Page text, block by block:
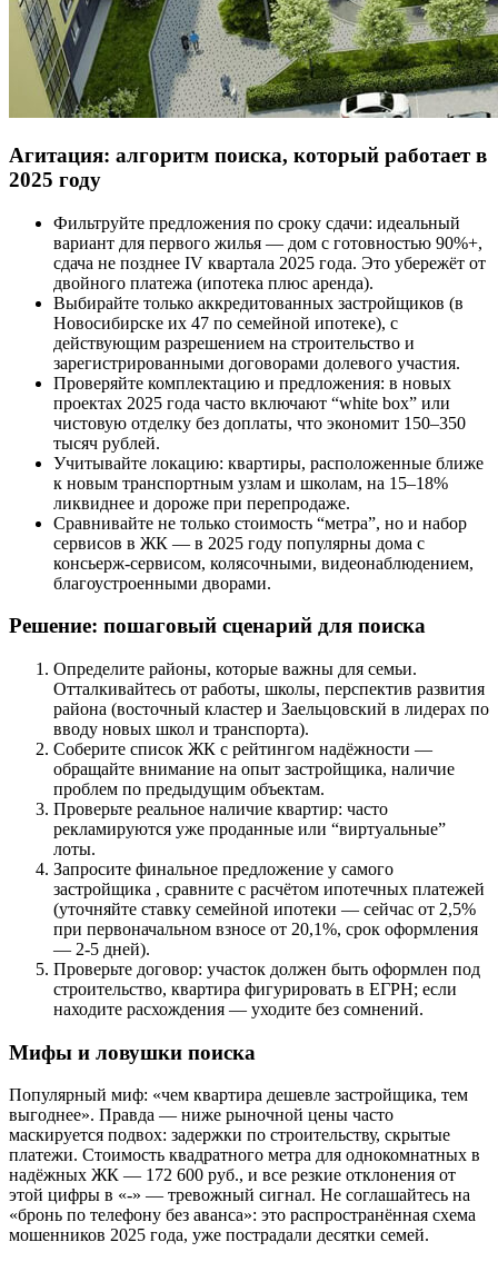
Агитация: алгоритм поиска, который работает в
2025 году
Фильтруйте предложения по сроку сдачи: идеальный
вариант для первого жилья — дом с готовностью 90%+,
сдача не позднее IV квартала 2025 года. Это убережёт от
двойного платежа (ипотека плюс аренда).
Выбирайте только аккредитованных застройщиков (в
Новосибирске их 47 по семейной ипотеке), с
действующим разрешением на строительство и
зарегистрированными договорами долевого участия.
Проверяйте комплектацию и предложения: в новых
проектах 2025 года часто включают “white box” или
чистовую отделку без доплаты, что экономит 150–350
тысяч рублей.
Учитывайте локацию: квартиры, расположенные ближе
к новым транспортным узлам и школам, на 15–18%
ликвиднее и дороже при перепродаже.
Сравнивайте не только стоимость “метра”, но и набор
сервисов в ЖК — в 2025 году популярны дома с
консьерж-сервисом, колясочными, видеонаблюдением,
благоустроенными дворами.
Решение: пошаговый сценарий для поиска
Определите районы, которые важны для семьи.
Отталкивайтесь от работы, школы, перспектив развития
района (восточный кластер и Заельцовский в лидерах по
вводу новых школ и транспорта).
Соберите список ЖК с рейтингом надёжности —
обращайте внимание на опыт застройщика, наличие
проблем по предыдущим объектам.
Проверьте реальное наличие квартир: часто
рекламируются уже проданные или “виртуальные”
лоты.
Запросите финальное предложение у самого
застройщика , сравните с расчётом ипотечных платежей
(уточняйте ставку семейной ипотеки — сейчас от 2,5%
при первоначальном взносе от 20,1%, срок оформления
— 2-5 дней).
Проверьте договор: участок должен быть оформлен под
строительство, квартира фигурировать в ЕГРН; если
находите расхождения — уходите без сомнений.
Мифы и ловушки поиска
Популярный миф: «чем квартира дешевле застройщика, тем
выгоднее». Правда — ниже рыночной цены часто
маскируется подвох: задержки по строительству, скрытые
платежи. Стоимость квадратного метра для однокомнатных в
надёжных ЖК — 172 600 руб., и все резкие отклонения от
этой цифры в «-» — тревожный сигнал. Не соглашайтесь на
«бронь по телефону без аванса»: это распространённая схема
мошенников 2025 года, уже пострадали десятки семей.